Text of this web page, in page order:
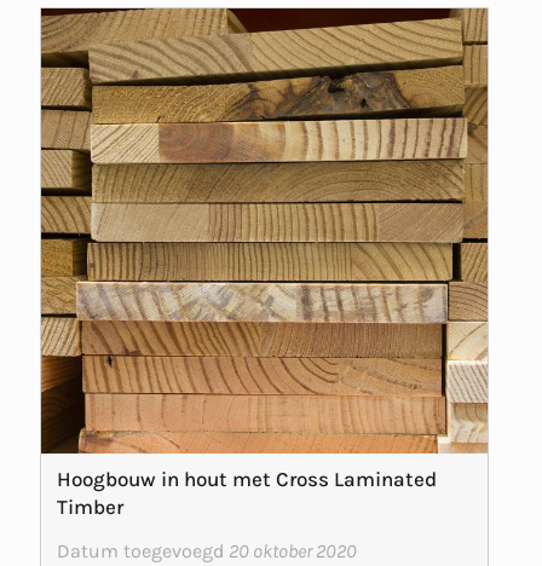
Hoogbouw in hout met Cross Laminated
Timber
Datum toegevoegd 20 oktober 2020